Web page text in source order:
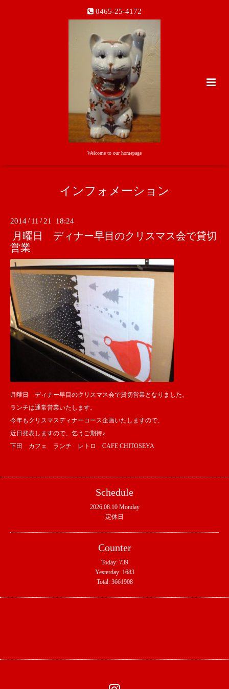
0465-25-4172
Welcome to our homepage
インフォメーション
2014 / 11 / 21 18:24
月曜日 ディナー早目のクリスマス会で貸切
営業
月曜日 ディナー早目のクリスマス会で貸切営業となりました。
ランチは通常営業いたします。
今年もクリスマスディナーコース企画いたしますので、
近日発表しますので、乞うご期待♪
下田 カフェ ランチ レトロ CAFE CHITOSEYA
Schedule
2026.08.10 Monday
定休日
Counter
Today: 739
Yesterday: 1683
Total: 3661908